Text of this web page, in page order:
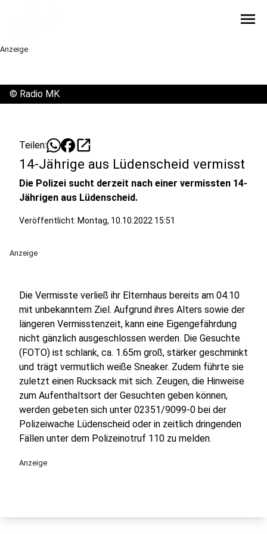
menu
Anzeige
© Radio MK
Teilen: open_in_new
14-Jährige aus Lüdenscheid vermisst
Die Polizei sucht derzeit nach einer vermissten 14-
Jährigen aus Lüdenscheid.
Veröffentlicht: Montag, 10.10.2022 15:51
Anzeige
Die Vermisste verließ ihr Elternhaus bereits am 04.10
mit unbekanntem Ziel. Aufgrund ihres Alters sowie der
längeren Vermisstenzeit, kann eine Eigengefährdung
nicht gänzlich ausgeschlossen werden. Die Gesuchte
(FOTO) ist schlank, ca. 1.65m groß, stärker geschminkt
und trägt vermutlich weiße Sneaker. Zudem führte sie
zuletzt einen Rucksack mit sich. Zeugen, die Hinweise
zum Aufenthaltsort der Gesuchten geben können,
werden gebeten sich unter 02351/9099-0 bei der
Polizeiwache Lüdenscheid oder in zeitlich dringenden
Fällen unter dem Polizeinotruf 110 zu melden.
Anzeige